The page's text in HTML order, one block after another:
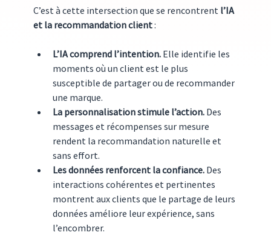
C’est à cette intersection que se rencontrent l’IA
et la recommandation client :
L’IA comprend l’intention. Elle identifie les
moments où un client est le plus
susceptible de partager ou de recommander
une marque.
La personnalisation stimule l’action. Des
messages et récompenses sur mesure
rendent la recommandation naturelle et
sans effort.
Les données renforcent la confiance. Des
interactions cohérentes et pertinentes
montrent aux clients que le partage de leurs
données améliore leur expérience, sans
l’encombrer.